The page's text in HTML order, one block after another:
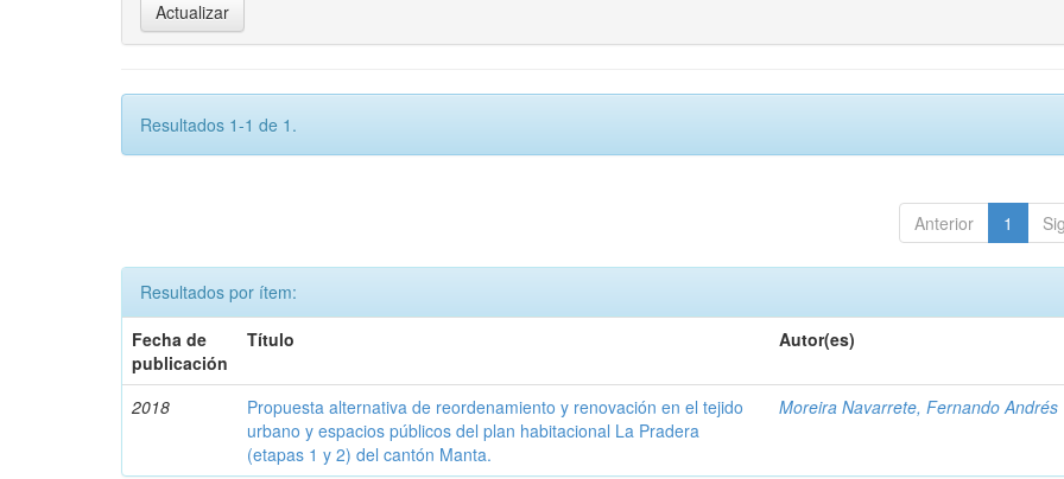
Resultados 1-1 de 1.
Anterior 1
Resultados por ítem:
Fecha de
publicación
Título Autor(es)
2018
Propuesta alternativa de reordenamiento y renovación en el tejido
urbano y espacios públicos del plan habitacional La Pradera
(etapas 1 y 2) del cantón Manta.
Moreira Navarrete, Fernando Andrés